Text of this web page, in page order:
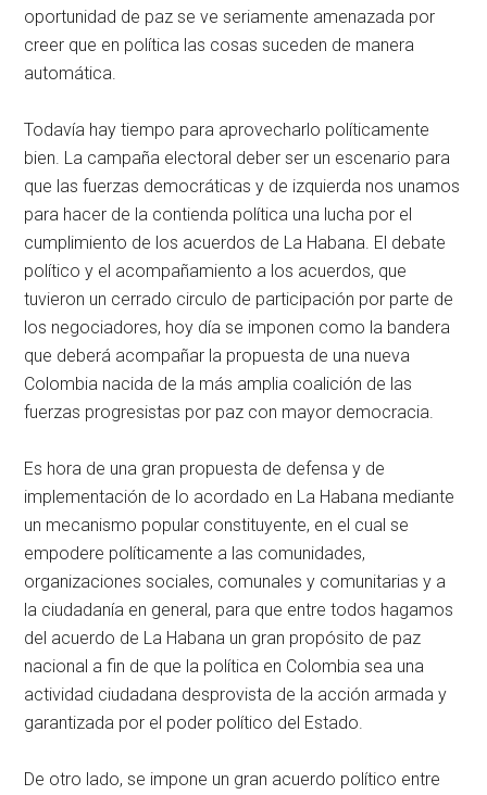
oportunidad de paz se ve seriamente amenazada por
creer que en política las cosas suceden de manera
automática.
Todavía hay tiempo para aprovecharlo políticamente
bien. La campaña electoral deber ser un escenario para
que las fuerzas democráticas y de izquierda nos unamos
para hacer de la contienda política una lucha por el
cumplimiento de los acuerdos de La Habana. El debate
político y el acompañamiento a los acuerdos, que
tuvieron un cerrado circulo de participación por parte de
los negociadores, hoy día se imponen como la bandera
que deberá acompañar la propuesta de una nueva
Colombia nacida de la más amplia coalición de las
fuerzas progresistas por paz con mayor democracia.
Es hora de una gran propuesta de defensa y de
implementación de lo acordado en La Habana mediante
un mecanismo popular constituyente, en el cual se
empodere políticamente a las comunidades,
organizaciones sociales, comunales y comunitarias y a
la ciudadanía en general, para que entre todos hagamos
del acuerdo de La Habana un gran propósito de paz
nacional a fin de que la política en Colombia sea una
actividad ciudadana desprovista de la acción armada y
garantizada por el poder político del Estado.
De otro lado, se impone un gran acuerdo político entre